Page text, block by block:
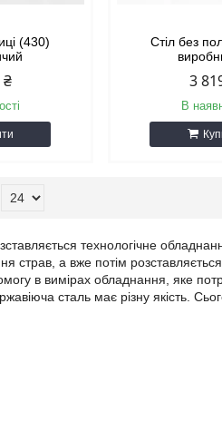
(430)
₴
Стіл без
3
В
технологічне
страв, а вже потім
в вимірах обладнання, яке
сталь має різну якість.